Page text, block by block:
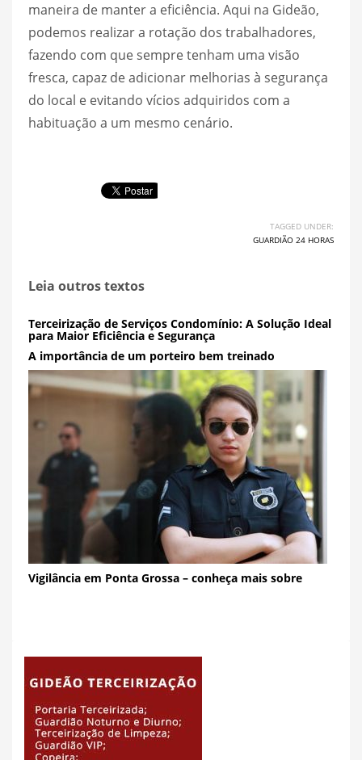
maneira de manter a eficiência. Aqui na Gideão,
podemos realizar a rotação dos trabalhadores,
fazendo com que sempre tenham uma visão
fresca, capaz de adicionar melhorias à segurança
do local e evitando vícios adquiridos com a
habituação a um mesmo cenário.
TAGGED UNDER:
GUARDIÃO 24 HORAS
Leia outros textos
Terceirização de Serviços Condomínio: A Solução Ideal
para Maior Eficiência e Segurança
A importância de um porteiro bem treinado
Vigilância em Ponta Grossa – conheça mais sobre